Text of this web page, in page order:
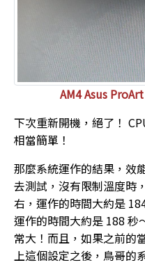
AM4 Asus
下次重新開機，絕了！
相當簡單！
那麼系統運作的結果，效
去測試，沒有限制溫度時
右，運作的時間大約是
運作的時間大約是 188 秒
常大！而且，如果之前的
上這個設定之後，鳥哥的